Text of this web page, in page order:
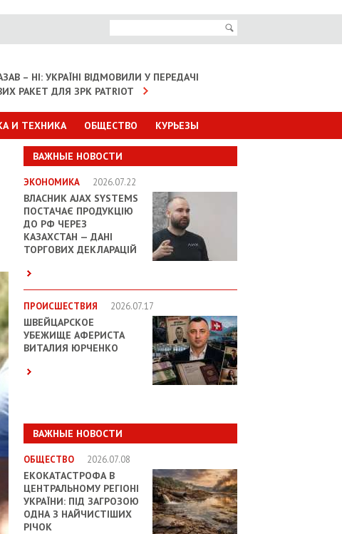
– НІ: УКРАЇНІ ВІДМОВИЛИ У ПЕРЕДАЧІ
РАКЕТ ДЛЯ ЗРК PATRIOT
И ТЕХНИКА ОБЩЕСТВО КУРЬЕЗЫ
ВАЖНЫЕ НОВОСТИ
ЭКОНОМИКА 2026.07.22
ВЛАСНИК AJAX SYSTEMS
ПОСТАЧАЄ ПРОДУКЦІЮ
ДО РФ ЧЕРЕЗ
КАЗАХСТАН — ДАНІ
ТОРГОВИХ ДЕКЛАРАЦІЙ
ПРОИСШЕСТВИЯ 2026.07.17
ШВЕЙЦАРСКОЕ
УБЕЖИЩЕ АФЕРИСТА
ВИТАЛИЯ ЮРЧЕНКО
ВАЖНЫЕ НОВОСТИ
ОБЩЕСТВО 2026.07.08
ЕКОКАТАСТРОФА В
ЦЕНТРАЛЬНОМУ РЕГІОНІ
УКРАЇНИ: ПІД ЗАГРОЗОЮ
ОДНА З НАЙЧИСТІШИХ
РІЧОК